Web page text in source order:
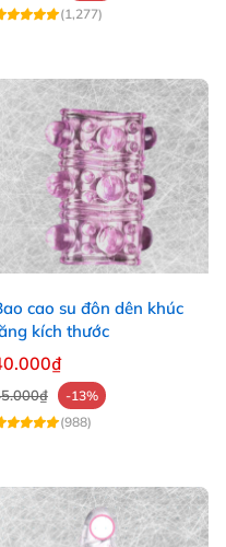
(1,277)
cao su đôn dên khúc
kích thước
-13%
(988)